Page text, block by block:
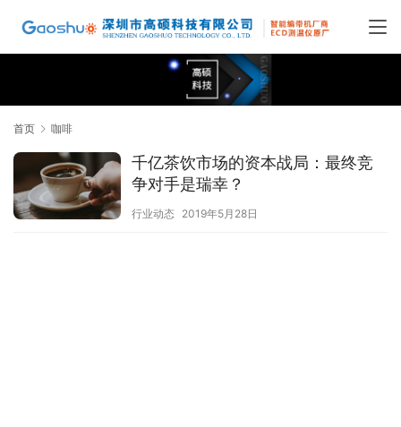
首页 咖啡
千亿茶饮市场的资本战局：最终竞
争对手是瑞幸？
行业动态 2019年5月28日